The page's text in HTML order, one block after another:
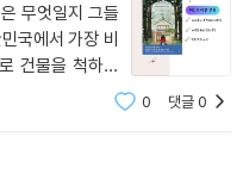
무엇일지 그들
건물을 척하니
은 파리가 날릴
까지
0 댓글0